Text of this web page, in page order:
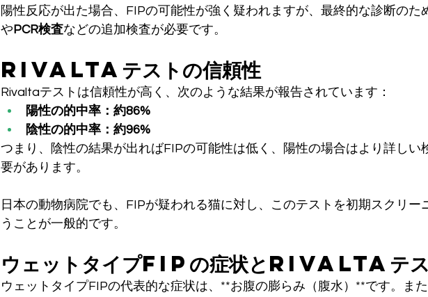
陽性反応が出た場合、FIPの可能性が強く疑われますが、最終的な診断のた
やPCR検査などの追加検査が必要です。
Rivaltaテストの信頼性
Rivaltaテストは信頼性が高く、次のような結果が報告されています：
陽性の的中率：約86%
陰性の的中率：約96%
つまり、陰性の結果が出ればFIPの可能性は低く、陽性の場合はより詳しい
要があります。
日本の動物病院でも、FIPが疑われる猫に対し、このテストを初期スクリー
うことが一般的です。
ウェットタイプFIPの症状とRivaltaテス
ウェットタイプFIPの代表的な症状は、**お腹の膨らみ（腹水）**です。ま